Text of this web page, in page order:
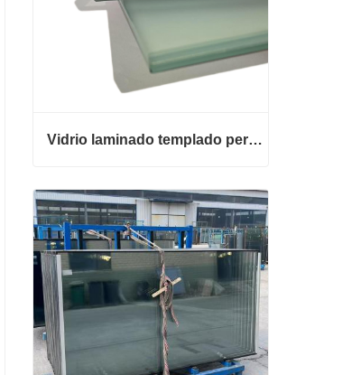
Vidrio laminado templado personalizado
Vidrio laminado templado personalizado
Contacta ahora